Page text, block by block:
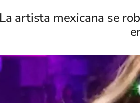
La artista mexicana se